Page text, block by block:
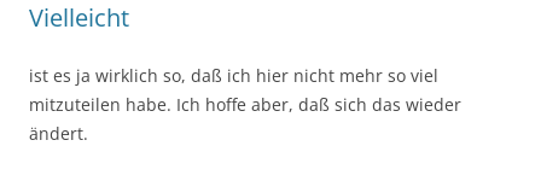
Vielleicht
ist es ja wirklich so, daß ich hier nicht mehr so viel
mitzuteilen habe. Ich hoffe aber, daß sich das wieder
ändert.